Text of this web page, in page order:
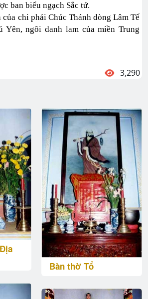
ban biểu ngạch Sắc tứ.
chi phái Chúc Thánh dòng Lâm Tế
Yên, ngôi danh lam của miền Trung
3,290
Bàn thờ Tổ